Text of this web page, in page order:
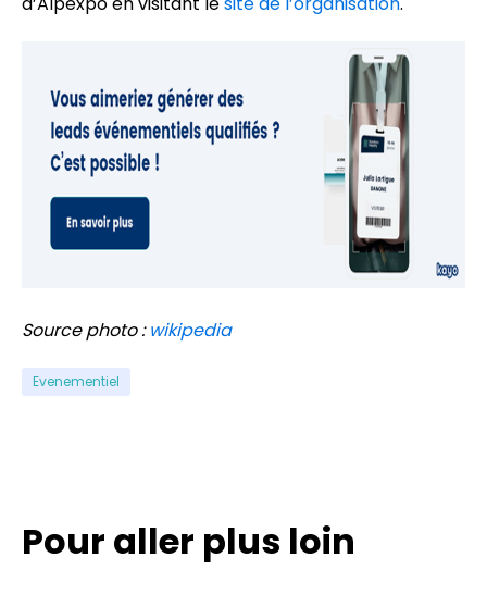
Source photo : wikipedia
Evenementiel
Pour aller plus loin